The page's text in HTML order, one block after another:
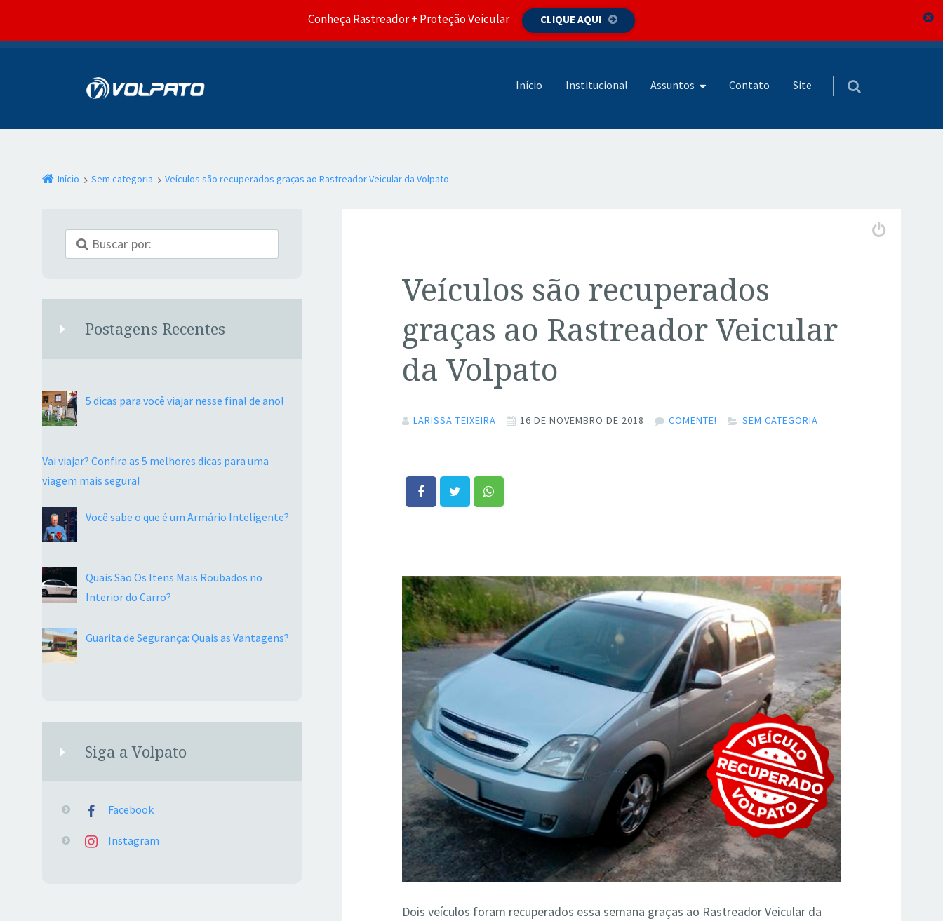
Conheça Rastreador + Proteção Veicular CLIQUE AQUI
Pular para o conteúdo
Início Institucional Assuntos Contato Site
Início Sem categoria Veículos são recuperados graças ao Rastreador Veicular da Volpato
Veículos são recuperados
graças ao Rastreador Veicular
da Volpato
LARISSA TEIXEIRA 16 DE NOVEMBRO DE 2018 COMENTE! SEM CATEGORIA
Dois veículos foram recuperados essa semana graças ao Rastreador Veicular da
Postagens Recentes
5 dicas para você viajar nesse final de ano!
Vai viajar? Confira as 5 melhores dicas para uma
viagem mais segura!
Você sabe o que é um Armário Inteligente?
Quais São Os Itens Mais Roubados no
Interior do Carro?
Guarita de Segurança: Quais as Vantagens?
Siga a Volpato
Facebook
Instagram